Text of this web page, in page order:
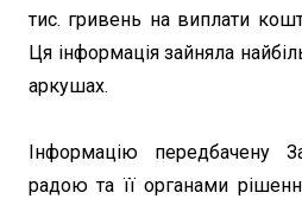
тис. гривень на виплати
Ця інформація зайняла
аркушах.
Інформацію передбачену
радою та її органами